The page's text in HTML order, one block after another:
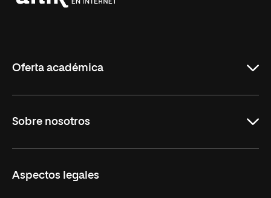
Oferta académica
Másteres Oficiales
Doctorados
Sobre nosotros
Facultades
Aspectos legales